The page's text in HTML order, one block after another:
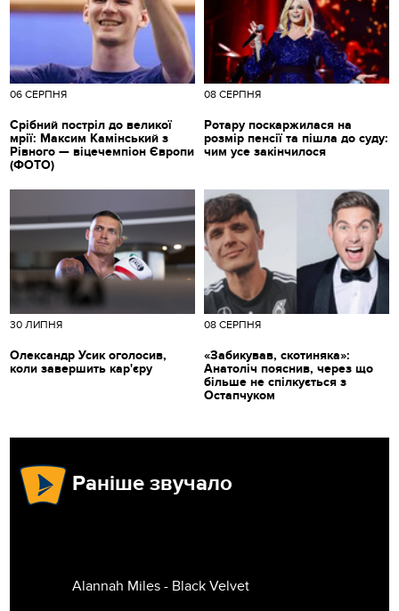
06 СЕРПНЯ
Срібний постріл до великої
мрії: Максим Камінський з
Рівного — віцечемпіон Європи
(ФОТО)
08 СЕРПНЯ
Ротару поскаржилася на
розмір пенсії та пішла до суду:
чим усе закінчилося
30 ЛИПНЯ
Олександр Усик оголосив,
коли завершить кар'єру
08 СЕРПНЯ
«Забикував, скотиняка»:
Анатоліч пояснив, через що
більше не спілкується з
Остапчуком
Раніше звучало
Alannah Miles - Black Velvet